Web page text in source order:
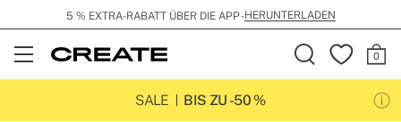
5 % EXTRA-RABATT ÜBER DIE APP -HERUNTERLADEN
Open
Menu
SALE
BIS ZU -50 %